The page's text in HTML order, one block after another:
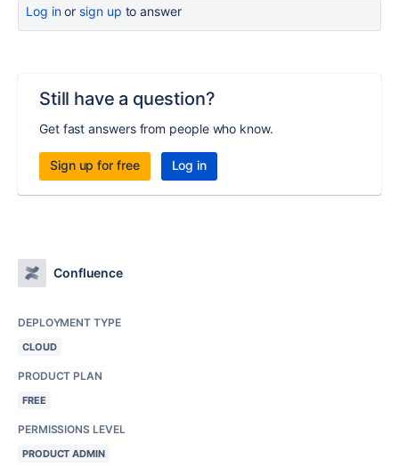
Log inor sign up to answer
Still have a question?
Get fast answers from people who know.
Sign up for free Log in
Confluence
DEPLOYMENT TYPE
CLOUD
PRODUCT PLAN
FREE
PERMISSIONS LEVEL
PRODUCT ADMIN